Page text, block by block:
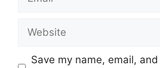
Save my name, email,